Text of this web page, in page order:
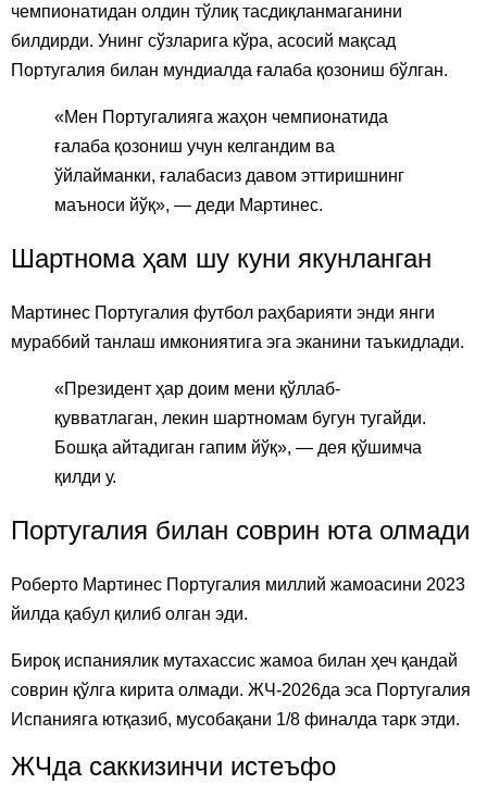
чемпионатидан олдин тўлиқ тасдиқланмаганини
билдирди. Унинг сўзларига кўра, асосий мақсад
Португалия билан мундиалда ғалаба қозониш бўлган.
«Мен Португалияга жаҳон чемпионатида
ғалаба қозониш учун келгандим ва
ўйлайманки, ғалабасиз давом эттиришнинг
маъноси йўқ», — деди Мартинес.
Шартнома ҳам шу куни якунланган
Мартинес Португалия футбол раҳбарияти энди янги
мураббий танлаш имкониятига эга эканини таъкидлади.
«Президент ҳар доим мени қўллаб-
қувватлаган, лекин шартномам бугун тугайди.
Бошқа айтадиган гапим йўқ», — дея қўшимча
қилди у.
Португалия билан соврин юта олмади
Роберто Мартинес Португалия миллий жамоасини 2023
йилда қабул қилиб олган эди.
Бироқ испаниялик мутахассис жамоа билан ҳеч қандай
соврин қўлга кирита олмади. ЖЧ-2026да эса Португалия
Испанияга ютқазиб, мусобақани 1/8 финалда тарк этди.
ЖЧда саккизинчи истеъфо